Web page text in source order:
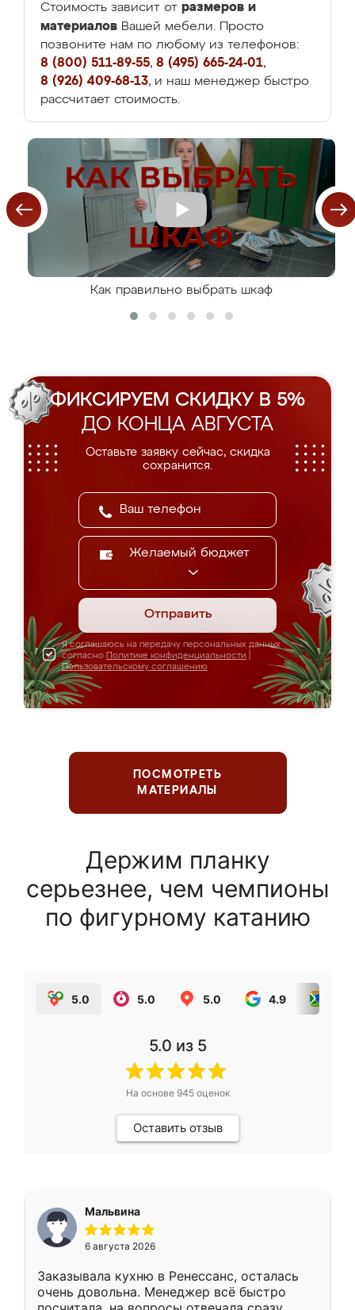
Стоимость зависит от размеров и
материалов Вашей мебели. Просто
позвоните нам по любому из телефонов:
8 (800) 511-89-55, 8 (495) 665-24-01,
8 (926) 409-68-13, и наш менеджер быстро
рассчитает стоимость.
Как правильно выбрать шкаф
ФИКСИРУЕМ СКИДКУ В 5%
ДО КОНЦА АВГУСТА
Оставьте заявку сейчас, скидка
сохранится.
Желаемый бюджет
Отправить
Я соглашаюсь на передачу персональных данных
согласно Политике конфиденциальности
Пользовательскому соглашению
ПОСМОТРЕТЬ
МАТЕРИАЛЫ
Держим планку
серьезнее, чем чемпионы
по фигурному катанию
5.0 5.0 5.0 4.9
5.0 из 5
На основе 945оценок
Оставить отзыв
Мальвина
6 августа 2026
Заказывала кухню в Ренессанс, осталась
очень довольна. Менеджер всё быстро